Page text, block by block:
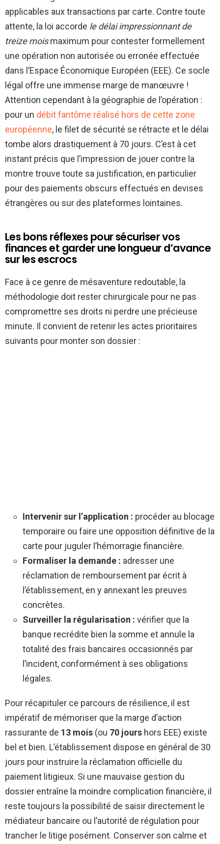
applicables aux transactions par carte. Contre toute
attente, la loi accorde le délai impressionnant de
treize moismaximum pour contester formellement
une opération non autorisée ou erronée effectuée
dans l’Espace Économique Européen (EEE). Ce socle
légal offre une immense marge de manœuvre !
Attention cependant à la géographie de l’opération :
pour un débit fantôme réalisé hors de cette zone
européenne, le filet de sécurité se rétracte et le délai
tombe alors drastiquement à 70 jours. C’est à cet
instant précis que l’impression de jouer contre la
montre trouve toute sa justification, en particulier
pour des paiements obscurs effectués en devises
étrangères ou sur des plateformes lointaines.
Les bons réflexes pour sécuriser vos
finances et garder une longueur d’avance
sur les escrocs
Face à ce genre de mésaventure redoutable, la
méthodologie doit rester chirurgicale pour ne pas
compromettre ses droits ni perdre une précieuse
minute. Il convient de retenir les actes prioritaires
suivants pour monter son dossier :
Intervenir sur l’application : procéder au blocage
temporaire ou faire une opposition définitive de la
carte pour juguler l’hémorragie financière.
Formaliser la demande : adresser une
réclamation de remboursement par écrit à
l’établissement, en y annexant les preuves
concrètes.
Surveiller la régularisation : vérifier que la
banque recrédite bien la somme et annule la
totalité des frais bancaires occasionnés par
l’incident, conformément à ses obligations
légales.
Pour récapituler ce parcours de résilience, il est
impératif de mémoriser que la marge d’action
rassurante de 13 mois (ou 70 jours hors EEE) existe
bel et bien. L’établissement dispose en général de 30
jours pour instruire la réclamation officielle du
paiement litigieux. Si une mauvaise gestion du
dossier entraîne la moindre complication financière, il
reste toujours la possibilité de saisir directement le
médiateur bancaire ou l’autorité de régulation pour
trancher le litige posément. Conserver son calme et